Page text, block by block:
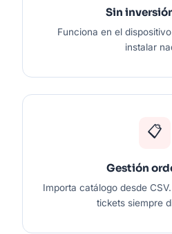
Sin
Funciona en el
instalar
📋
Gestión
Importa catálogo desde
tickets siempre